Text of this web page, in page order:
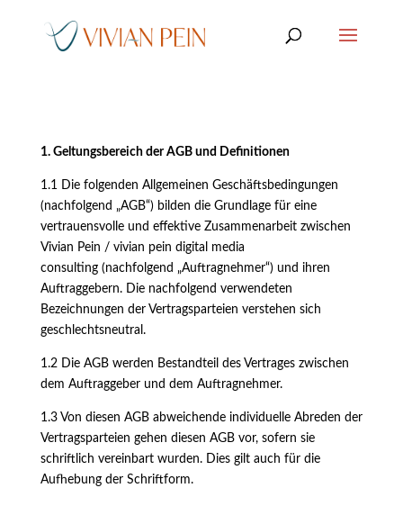
1. Geltungsbereich der AGB und Definitionen
1.1 Die folgenden Allgemeinen Geschäftsbedingungen
(nachfolgend „AGB“) bilden die Grundlage für eine
vertrauensvolle und effektive Zusammenarbeit zwischen
Vivian Pein / vivian pein digital media
consulting (nachfolgend „Auftragnehmer“) und ihren
Auftraggebern. Die nachfolgend verwendeten
Bezeichnungen der Vertragsparteien verstehen sich
geschlechtsneutral.
1.2 Die AGB werden Bestandteil des Vertrages zwischen
dem Auftraggeber und dem Auftragnehmer.
1.3 Von diesen AGB abweichende individuelle Abreden der
Vertragsparteien gehen diesen AGB vor, sofern sie
schriftlich vereinbart wurden. Dies gilt auch für die
Aufhebung der Schriftform.